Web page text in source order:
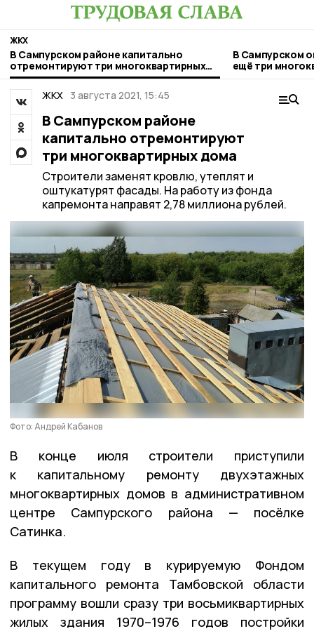
ЖКХ
В Сампурском районе капитально
отремонтируют три многоквартирных
дома
В Сампурском
ещё три
ЖКХ 3 августа 2021, 15:45
В Сампурском районе
капитально отремонтируют
три многоквартирных дома
Строители заменят кровлю, утеплят и
оштукатурят фасады. На работу из фонда
капремонта направят 2,78 миллиона рублей.
Фото: Андрей Кабанов
В конце июля строители приступили
к капитальному ремонту двухэтажных
многоквартирных домов в административном
центре Сампурского района — посёлке
Сатинка.
В текущем году в курируемую Фондом
капитального ремонта Тамбовской области
программу вошли сразу три восьмиквартирных
жилых здания 1970–1976 годов постройки